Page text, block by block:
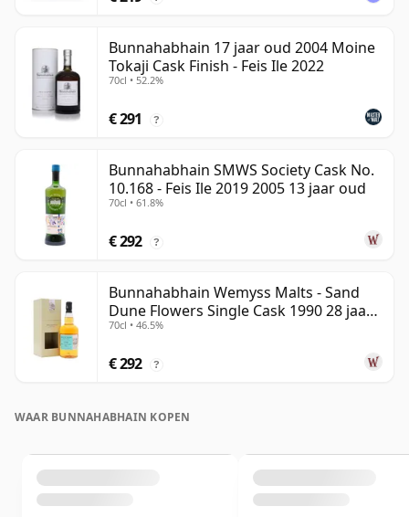
Bunnahabhain 17 jaar oud 2004 Moine
Tokaji Cask Finish - Feis Ile 2022
70cl • 52.2%
€ 291 ?
Bunnahabhain SMWS Society Cask No.
10.168 - Feis Ile 2019 2005 13 jaar oud
70cl • 61.8%
€ 292 ?
Bunnahabhain Wemyss Malts - Sand
Dune Flowers Single Cask 1990 28 jaar
oud
70cl • 46.5%
€ 292 ?
WAAR BUNNAHABHAIN KOPEN